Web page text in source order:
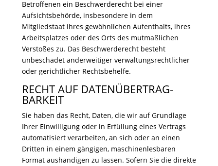
Betroffenen ein Beschwerderecht bei einer
Aufsichtsbehörde, insbesondere in dem
Mitgliedstaat ihres gewöhnlichen Aufenthalts, ihres
Arbeitsplatzes oder des Orts des mutmaßlichen
Verstoßes zu. Das Beschwerderecht besteht
unbeschadet anderweitiger verwaltungsrechtlicher
oder gerichtlicher Rechtsbehelfe.
RECHT AUF DATEN­ÜBERTRAG­
BARKEIT
Sie haben das Recht, Daten, die wir auf Grundlage
Ihrer Einwilligung oder in Erfüllung eines Vertrags
automatisiert verarbeiten, an sich oder an einen
Dritten in einem gängigen, maschinenlesbaren
Format aushändigen zu lassen. Sofern Sie die direkte